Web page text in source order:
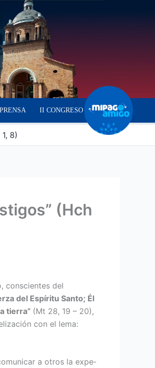
PRENSA II CONGRESO
8)
(Hch
cons­cientes del
del Espíri­tu Santo; Él
tierra” (Mt 28, 19 – 20),
con el lema:
a otros la expe­